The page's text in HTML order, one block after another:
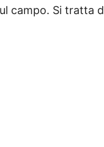
campo. Si tratta